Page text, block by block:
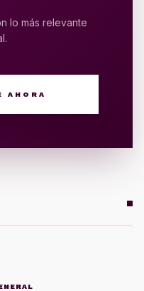
lo más relevante
AHORA